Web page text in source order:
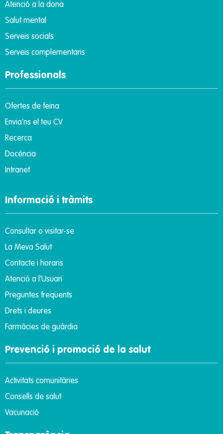
Atenció a la dona
Salut mental
Serveis socials
Serveis complementaris
Professionals
Ofertes de feina
Envia’ns el teu CV
Recerca
Docència
Intranet
Informació i tràmits
Consultar o visitar-se
La Meva Salut
Contacte i horaris
Atenció a l’Usuari
Preguntes freqüents
Drets i deures
Farmàcies de guàrdia
Prevenció i promoció de la salut
Activitats comunitàries
Consells de salut
Vacunació